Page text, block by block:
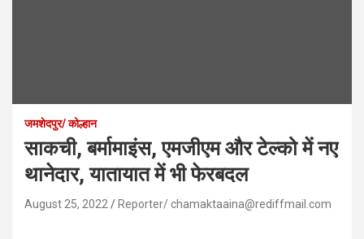
जमशेदपुर/ कोल्हान
साकची, बर्मामाइंस, एमजीएम और टेल्को में नए
थानेदार, यातायात में भी फेरबदल
August 25, 2022 Reporter/ chamaktaaina@rediffmail.com